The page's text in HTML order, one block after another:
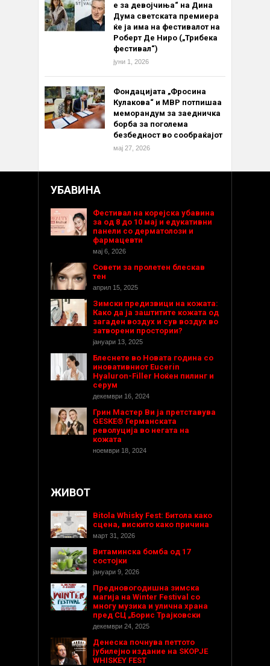
е за девојчиња“ на Дина
Дума светската премиера
ќе ја има на фестивалот на
Роберт Де Ниро („Трибека
фестивал“)
јуни 1, 2026
Фондацијата „Фросина
Кулакова“ и МВР потпишаа
меморандум за заедничка
борба за поголема
безбедност во сообраќајот
мај 27, 2026
УБАВИНА
Фестивал на корејска убавина
за од 8 до 10 мај и едукативни
панели со дерматолози и
фармацевти
мај 6, 2026
Совети за пролетен блескав
тен
април 15, 2025
Зимски предизвици на кожата:
Како да ја заштитите кожата од
загаден воздух и сув воздух во
затворени простории?
јануари 13, 2025
Блеснете во Новата година со
иновативниот Eucerin
Hyaluron-Filler Ноќен пилинг и
серум
декември 16, 2024
Грин Мастер Ви ја претставува
GESKE® Германската
револуција во негата на
кожата
ноември 18, 2024
ЖИВОТ
Bitola Whisky Fest: Битола како
сцена, вискито како причина
март 31, 2026
Витаминска бомба од 17
состојки
јануари 9, 2026
Предновогодишнa зимска
магија на Winter Festival со
многу музика и улична храна
пред СЦ „Борис Трајковски
декември 24, 2025
Денеска почнува петтото
јубилејно издание на SKOPJE
WHISKEY FEST